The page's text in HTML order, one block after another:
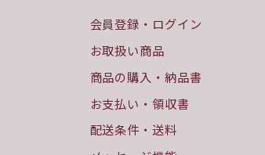
会員登録・ログイン
お取扱い商品
商品の購入・納品書
お支払い・領収書
配送条件・送料